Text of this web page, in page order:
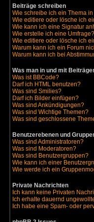
Beiträge schreiben
Wie schreibe ich ein Thema
Wie editiere oder lösche ich
Wie kann ich eine Signatur
Wie erstelle ich eine Umfrage?
Wie editiere oder lösche ich
Warum kann ich ein Forum
Warum kann ich bei
Was man in und mit
Was ist BBCode?
Darf ich HTML benutzen?
Was sind Smilies?
Darf ich Bilder einfügen?
Was sind Ankündigungen?
Was sind Wichtige Themen?
Was sind geschlossene
Benutzerebenen und
Was sind Administratoren?
Was sind Moderatoren?
Was sind Benutzergruppen?
Wie kann ich einer
Wie werde ich ein
Private Nachrichten
Ich kann keine Privaten
Ich erhalte dauernd
Ich habe eine Spam- oder